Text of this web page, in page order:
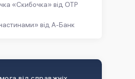
«Скибочка» від OTP
від А-Банк